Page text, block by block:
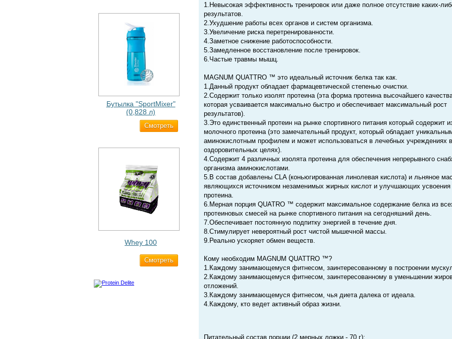
Бутылка "SportMixer"
(0,828 л)
Cмотреть
Whey 100
Cмотреть
1.Невысокая эффективность тренировок или даже полное отсутствие каких-
результатов.
2.Ухудшение работы всех органов и систем организма.
3.Увеличение риска перетренированности.
4.Заметное снижение работоспособности.
5.Замедленное восстановление после тренировок.
6.Частые травмы мышц.
MAGNUM QUATTRO ™ это идеальный источник белка так как.
1.Данный продукт обладает фармацевтической степенью очистки.
2.Содержит только изолят протеина (эта форма протеина высочайшего
которая усваивается максимально быстро и обеспечивает максимальный рост
результатов).
3.Это единственный протеин на рынке спортивного питания который содержит
молочного протеина (это замечательный продукт, который обладает
аминокислотным профилем и может использоваться в лечебных учреждениях в
оздоровительных целях).
4.Содержит 4 различных изолята протеина для обеспечения непрерывного
организма аминокислотами.
5.В состав добавлены CLA (коньюгированная линолевая кислота) и льняное
являющихся источником незаменимых жирных кислот и улучшающих усвоения
протеина.
6.Мерная порция QUATRO ™ содержит максимальное содержание белка из
протеиновых смесей на рынке спортивного питания на сегодняшний день.
7.Обеспечивает постоянную подпитку энергией в течение дня.
8.Стимулирует невероятный рост чистой мышечной массы.
9.Реально ускоряет обмен веществ.
Кому необходим MAGNUM QUATTRO ™?
1.Каждому занимающемуся фитнесом, заинтересованному в построении
2.Каждому занимающемуся фитнесом, заинтересованному в уменьшении
отложений.
3.Каждому занимающемуся фитнесом, чья диета далека от идеала.
4.Каждому, кто ведет активный образ жизни.
Питательный состав порции (2 мерных ложки - 70 г):